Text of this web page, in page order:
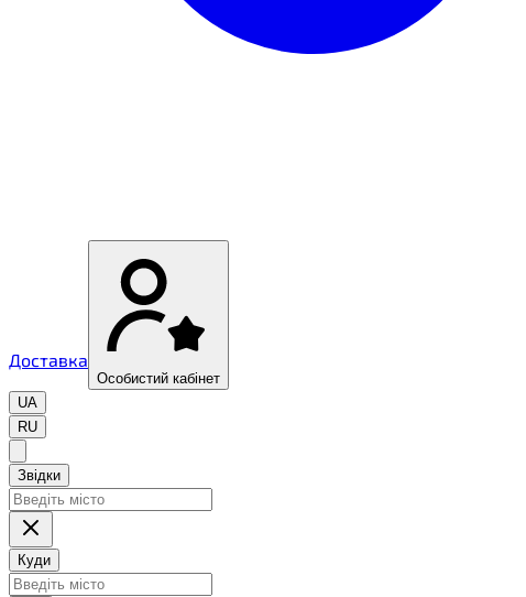
Доставка
Особистий кабінет
UA
RU
Звідки
Куди